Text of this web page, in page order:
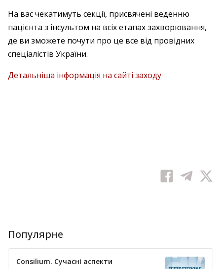
На вас чекатимуть секції, присвячені веденню
пацієнта з інсультом на всіх етапах захворювання,
де ви зможете почути про це все від провідних
спеціалістів України.
Детальніша інформація на сайті заходу
Популярне
Consilium. Сучасні аспекти